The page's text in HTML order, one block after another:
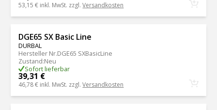
53,15 € inkl. MwSt. zzgl.Versandkosten
DGE65 SX Basic Line
DURBAL
Hersteller Nr.DGE65 SXBasicLine
Zustand:Neu
Sofort lieferbar
39,31 €
46,78 € inkl. MwSt. zzgl.Versandkosten